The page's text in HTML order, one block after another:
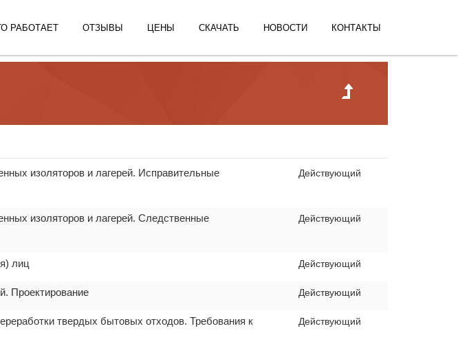
РАБОТАЕТ ОТЗЫВЫ ЦЕНЫ СКАЧАТЬ НОВОСТИ КОНТАКТЫ
изоляторов и лагерей. Исправительные
Действующий
изоляторов и лагерей. Следственные
Действующий
лиц Действующий
Проектирование Действующий
твердых бытовых отходов. Требования к
Действующий